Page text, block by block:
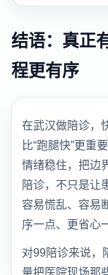
结语：真正
程更有序
在武汉做陪诊，
比“跑腿快”更重
情绪稳住，把边
陪诊，不只是让
容易慌乱、容易
序一点、更省心
对99陪诊来说，